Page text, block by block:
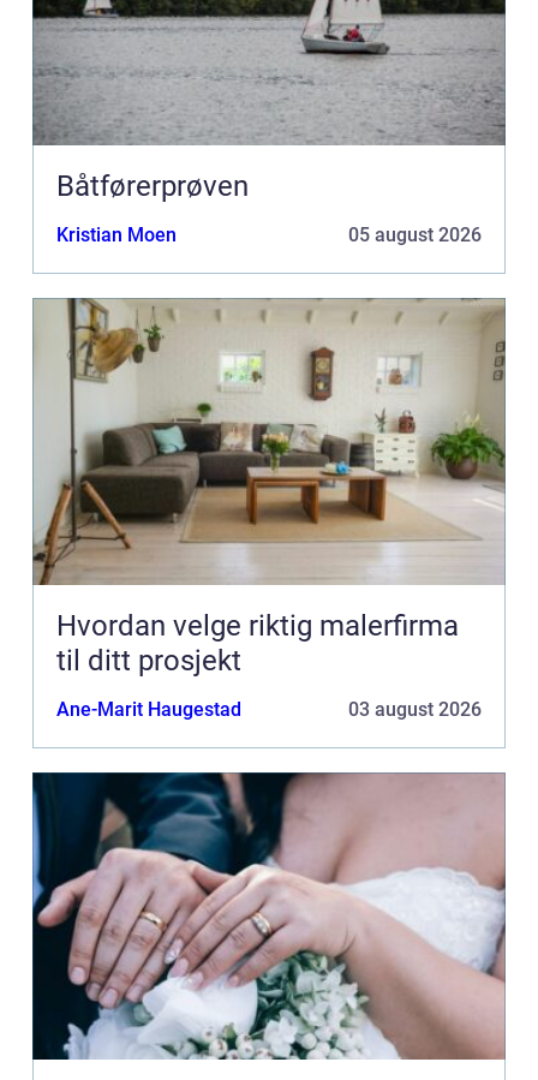
Båtførerprøven
Kristian Moen 05 august 2026
Hvordan velge riktig malerfirma
til ditt prosjekt
Ane-Marit Haugestad 03 august 2026